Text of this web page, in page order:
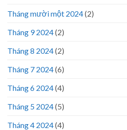
Tháng mười một 2024(2)
Tháng 9 2024(2)
Tháng 8 2024(2)
Tháng 7 2024(6)
Tháng 6 2024(4)
Tháng 5 2024(5)
Tháng 4 2024(4)